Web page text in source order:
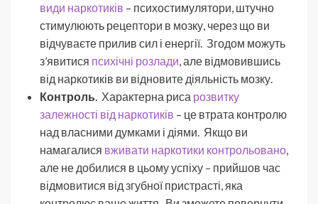
види наркотиків – психостимулятори, штучно
стимулюють рецептори в мозку, через що ви
відчуваєте прилив сил і енергії. Згодом можуть
з’явитися психічні розлади, але відмовившись
від наркотиків ви відновите діяльність мозку.
Контроль. Характерна риса розвитку
залежності від наркотиків – це втрата контролю
над власними думками і діями. Якщо ви
намагалися вживати наркотики контрольовано,
але не добилися в цьому успіху – прийшов час
відмовитися від згубної пристрасті, яка